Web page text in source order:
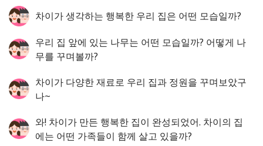
차이가 생각하는 행복한 우리 집은 어떤 모습일까?
우리 집 앞에 있는 나무는 어떤 모습일까? 어떻게 나
무를 꾸며볼까?
차이가 다양한 재료로 우리 집과 정원을 꾸며보았구
나~
와! 차이가 만든 행복한 집이 완성되었어. 차이의 집
에는 어떤 가족들이 함께 살고 있을까?